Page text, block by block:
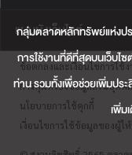
กลุ่มตลาดหลักทรัพย์แห่งป
การใช้งานที่ดีที่สุดบนเว็บไ
ท่าน รวมทั้งเพื่อช่วยเพิ่มปร
เพิ่ม
แผนผังเว็บไซต์
ข้อตกลงและเงื่อนไขการใช้ง
การคุ้มครองข้อมูลส่วนบุคคล
นโยบายการใช้คุกกี้
เงื่อนไขการใช้ข้อมูลของผู้ใ